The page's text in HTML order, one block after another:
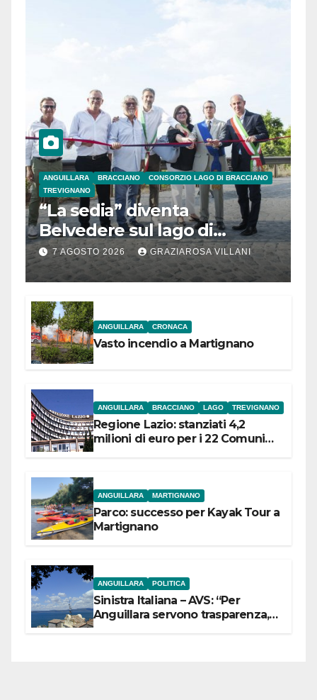
ANGUILLARA BRACCIANO
CONSORZIO LAGO DI BRACCIANO
TREVIGNANO
“La sedia” diventa
Belvedere sul lago di
Bracciano: ieri
l’inaugurazione
7 AGOSTO 2026 GRAZIAROSA VILLANI
ANGUILLARA CRONACA
Vasto incendio a Martignano
ANGUILLARA BRACCIANO LAGO TREVIGNANO
Regione Lazio: stanziati 4,2
milioni di euro per i 22 Comuni
ANGUILLARA MARTIGNANO
Parco: successo per Kayak Tour a
Martignano
ANGUILLARA POLITICA
Sinistra Italiana – AVS: “Per
Anguillara servono trasparenza,